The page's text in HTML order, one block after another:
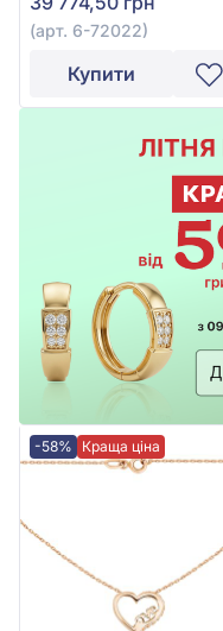
72022
(арт. 6-72022)
Купити
-58% Краща ціна